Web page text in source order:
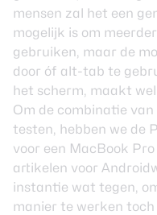
mensen zal het een
mogelijk is om
gebruiken, maar de
door óf alt-tab te
het scherm, maakt
Om de combinatie
testen, hebben we de
voor een MacBook
artikelen voor
instantie wat tegen,
manier te werken